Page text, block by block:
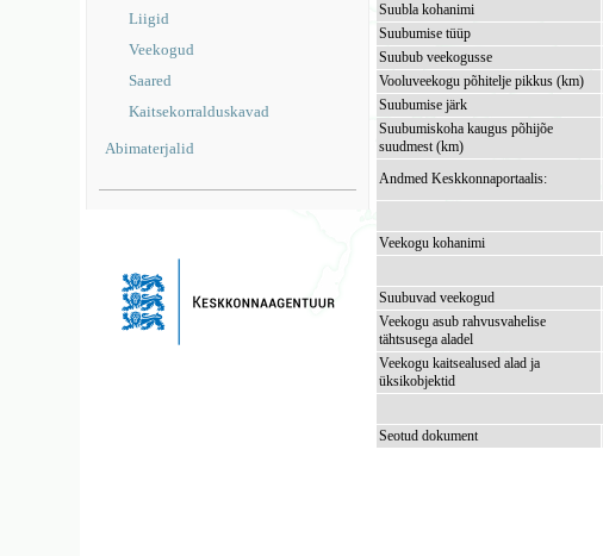
Liigid
Veekogud
Saared
Kaitsekorralduskavad
Abimaterjalid
Suubla kohanimi
Suubumise tüüp
Suubub veekogusse
Vooluveekogu põhitelje pikkus (km)
Suubumise järk
Suubumiskoha kaugus põhijõe
suudmest (km)
Andmed Keskkonnaportaalis:
Veekogu kohanimi
Suubuvad veekogud
Veekogu asub rahvusvahelise
tähtsusega aladel
Veekogu kaitsealused alad ja
üksikobjektid
Seotud dokument